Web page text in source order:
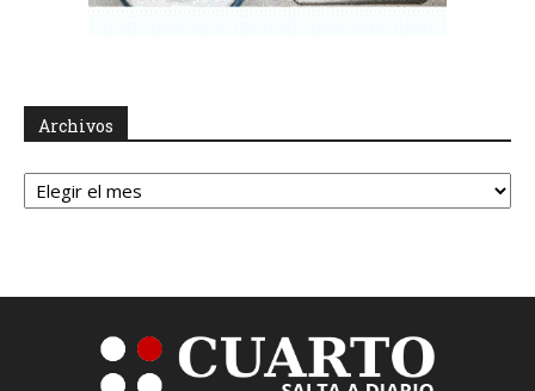
Archivos
Archivos